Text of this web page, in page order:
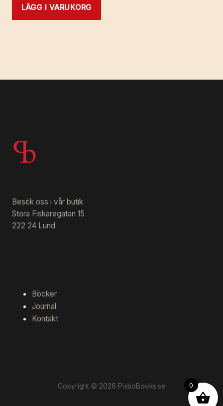
LÄGG I VARUKORG
Besök oss i vår butik
Stora Fiskaregatan 15
222 24 Lund
Böcker
Journal
Kontakt
Copyright © 2026 PixboBooks.se 0